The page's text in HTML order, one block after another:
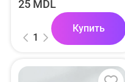
25 MDL
1
Купить